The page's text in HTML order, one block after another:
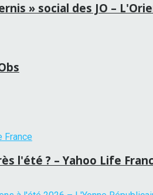
» social des JO –
l'été ? – Yahoo Life